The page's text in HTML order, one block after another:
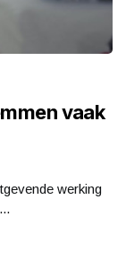
vaak
werking